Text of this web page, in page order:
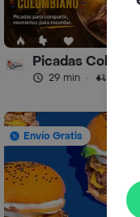
29 min ·
Envío Gratis